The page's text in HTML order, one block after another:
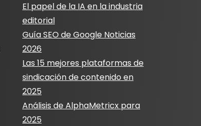
El papel de la IA en la industria
editorial
Guía SEO de Google Noticias
2026
Las 15 mejores plataformas de
sindicación de contenido en
2025
Análisis de AlphaMetricx para
2025